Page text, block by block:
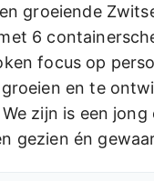
groeiende
6
focus op
en te
zijn is een
gezien én